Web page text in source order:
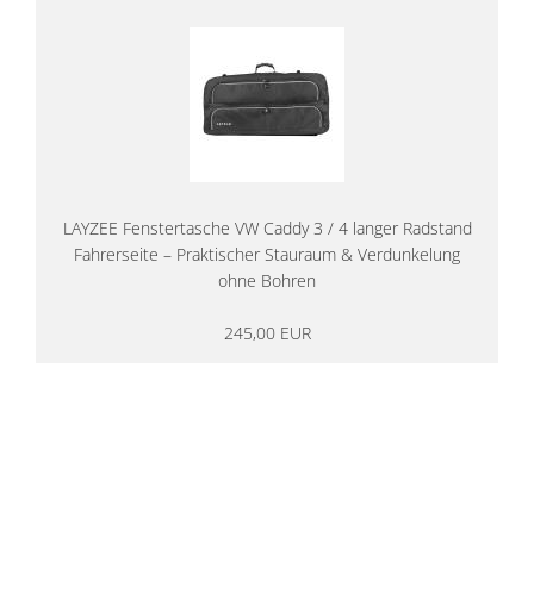
LAYZEE Fenstertasche VW Caddy 3 / 4 langer Radstand
Fahrerseite – Praktischer Stauraum & Verdunkelung
ohne Bohren
245,00 EUR